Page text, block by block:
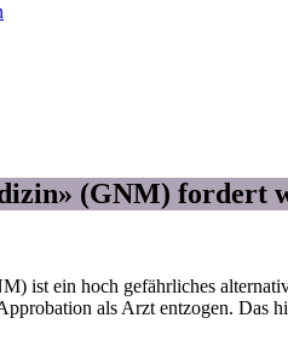
(GNM) fordert
ist ein hoch gefährliches
als Arzt entzogen.